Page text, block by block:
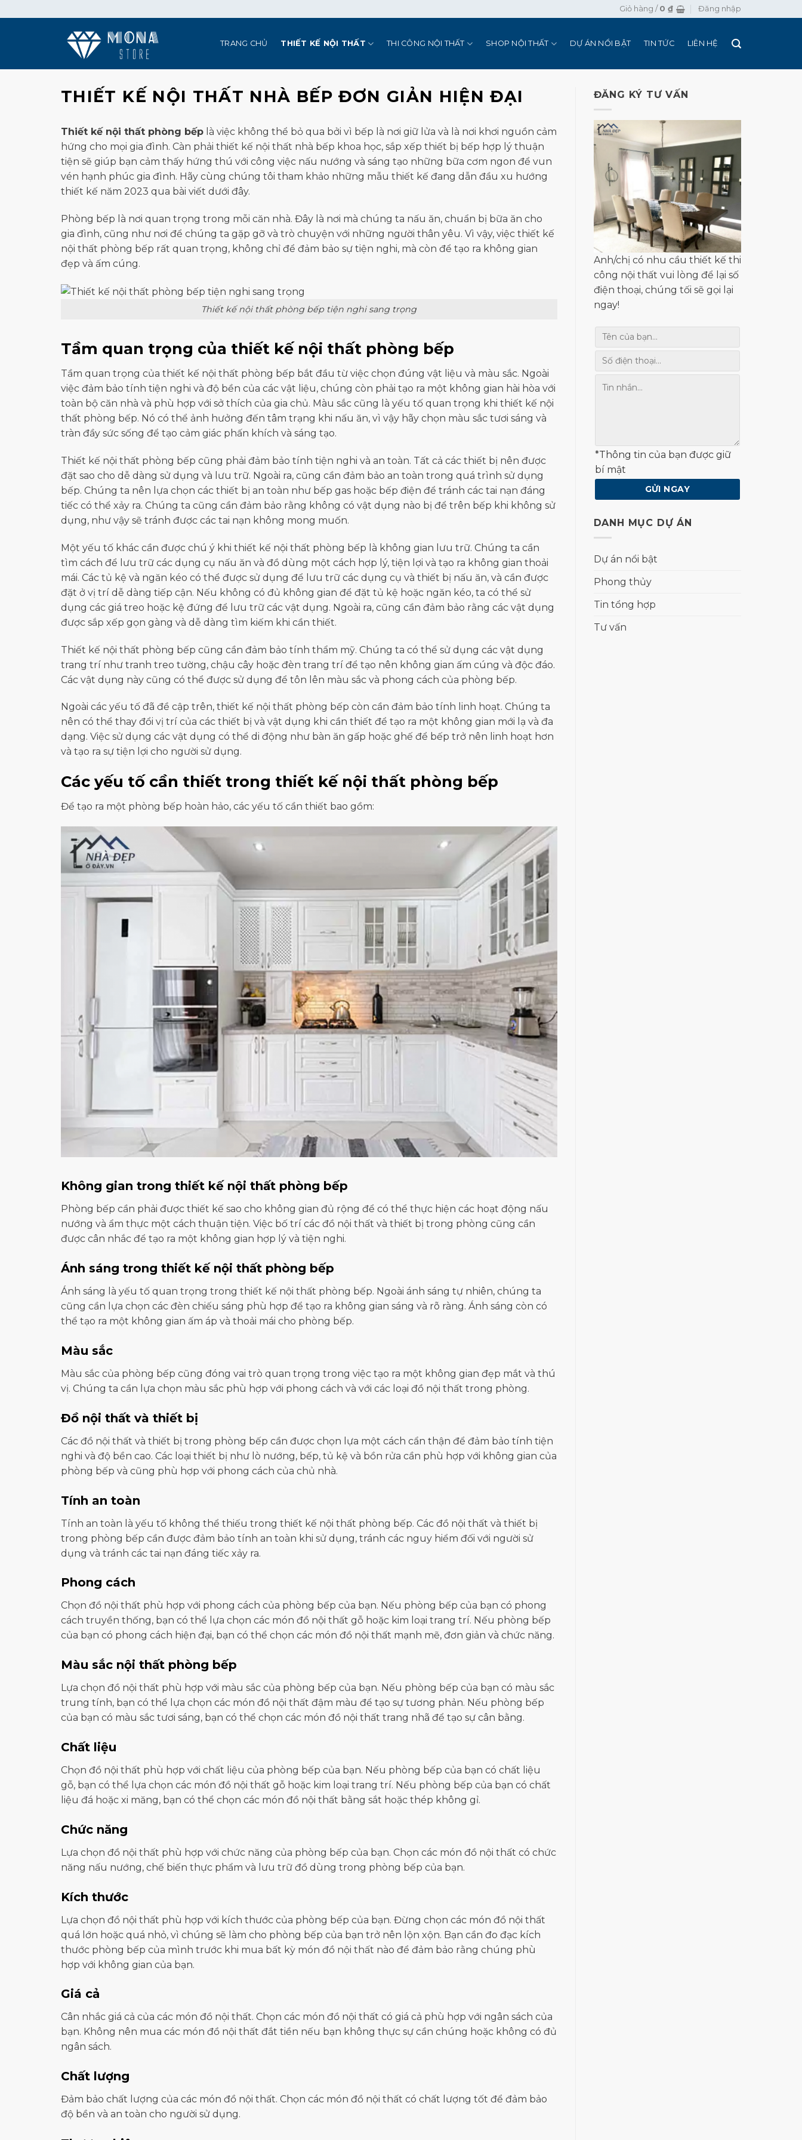
to
Giỏ hàng / 0 ₫ Đăng nhập
TRANG CHỦ THIẾT KẾ NỘI THẤT THI CÔNG NỘI THẤT SHOP NỘI THẤT DỰ ÁN NỔI BẬT TIN TỨC LIÊN HỆ
THIẾT KẾ NỘI THẤT NHÀ BẾP ĐƠN GIẢN HIỆN ĐẠI
Thiết kế nội thất phòng bếp là việc không thể bỏ qua bởi vì bếp là nơi giữ lửa và là nơi khơi nguồn cảm
hứng cho mọi gia đình. Càn phải thiết kế nội thất nhà bếp khoa học, sắp xếp thiết bị bếp hợp lý thuận
tiện sẽ giúp bạn cảm thấy hứng thú với công việc nấu nướng và sáng tạo những bữa cơm ngon để vun
vén hạnh phúc gia đình. Hãy cùng chúng tôi tham khảo những mẫu thiết kế đang dẫn đầu xu hướng
thiết kế năm 2023 qua bài viết dưới đây.
Phòng bếp là nơi quan trọng trong mỗi căn nhà. Đây là nơi mà chúng ta nấu ăn, chuẩn bị bữa ăn cho
gia đình, cũng như nơi để chúng ta gặp gỡ và trò chuyện với những người thân yêu. Vì vậy, việc thiết kế
nội thất phòng bếp rất quan trọng, không chỉ để đảm bảo sự tiện nghi, mà còn để tạo ra không gian
đẹp và ấm cúng.
Thiết kế nội thất phòng bếp tiện nghi sang trọng
Tầm quan trọng của thiết kế nội thất phòng bếp
Tầm quan trọng của thiết kế nội thất phòng bếp bắt đầu từ việc chọn đúng vật liệu và màu sắc. Ngoài
việc đảm bảo tính tiện nghi và độ bền của các vật liệu, chúng còn phải tạo ra một không gian hài hòa với
toàn bộ căn nhà và phù hợp với sở thích của gia chủ. Màu sắc cũng là yếu tố quan trọng khi thiết kế nội
thất phòng bếp. Nó có thể ảnh hưởng đến tâm trạng khi nấu ăn, vì vậy hãy chọn màu sắc tươi sáng và
tràn đầy sức sống để tạo cảm giác phấn khích và sáng tạo.
Thiết kế nội thất phòng bếp cũng phải đảm bảo tính tiện nghi và an toàn. Tất cả các thiết bị nên được
đặt sao cho dễ dàng sử dụng và lưu trữ. Ngoài ra, cũng cần đảm bảo an toàn trong quá trình sử dụng
bếp. Chúng ta nên lựa chọn các thiết bị an toàn như bếp gas hoặc bếp điện để tránh các tai nạn đáng
tiếc có thể xảy ra. Chúng ta cũng cần đảm bảo rằng không có vật dụng nào bị để trên bếp khi không sử
dụng, như vậy sẽ tránh được các tai nạn không mong muốn.
Một yếu tố khác cần được chú ý khi thiết kế nội thất phòng bếp là không gian lưu trữ. Chúng ta cần
tìm cách để lưu trữ các dụng cụ nấu ăn và đồ dùng một cách hợp lý, tiện lợi và tạo ra không gian thoải
mái. Các tủ kệ và ngăn kéo có thể được sử dụng để lưu trữ các dụng cụ và thiết bị nấu ăn, và cần được
đặt ở vị trí dễ dàng tiếp cận. Nếu không có đủ không gian để đặt tủ kệ hoặc ngăn kéo, ta có thể sử
dụng các giá treo hoặc kệ đứng để lưu trữ các vật dụng. Ngoài ra, cũng cần đảm bảo rằng các vật dụng
được sắp xếp gọn gàng và dễ dàng tìm kiếm khi cần thiết.
Thiết kế nội thất phòng bếp cũng cần đảm bảo tính thẩm mỹ. Chúng ta có thể sử dụng các vật dụng
trang trí như tranh treo tường, chậu cây hoặc đèn trang trí để tạo nên không gian ấm cúng và độc đáo.
Các vật dụng này cũng có thể được sử dụng để tôn lên màu sắc và phong cách của phòng bếp.
Ngoài các yếu tố đã đề cập trên, thiết kế nội thất phòng bếp còn cần đảm bảo tính linh hoạt. Chúng ta
nên có thể thay đổi vị trí của các thiết bị và vật dụng khi cần thiết để tạo ra một không gian mới lạ và đa
dạng. Việc sử dụng các vật dụng có thể di động như bàn ăn gấp hoặc ghế để bếp trở nên linh hoạt hơn
và tạo ra sự tiện lợi cho người sử dụng.
Các yếu tố cần thiết trong thiết kế nội thất phòng bếp
Để tạo ra một phòng bếp hoàn hảo, các yếu tố cần thiết bao gồm:
Không gian trong thiết kế nội thất phòng bếp
Phòng bếp cần phải được thiết kế sao cho không gian đủ rộng để có thể thực hiện các hoạt động nấu
nướng và ẩm thực một cách thuận tiện. Việc bố trí các đồ nội thất và thiết bị trong phòng cũng cần
được cân nhắc để tạo ra một không gian hợp lý và tiện nghi.
Ánh sáng trong thiết kế nội thất phòng bếp
Ánh sáng là yếu tố quan trọng trong thiết kế nội thất phòng bếp. Ngoài ánh sáng tự nhiên, chúng ta
cũng cần lựa chọn các đèn chiếu sáng phù hợp để tạo ra không gian sáng và rõ ràng. Ánh sáng còn có
thể tạo ra một không gian ấm áp và thoải mái cho phòng bếp.
Màu sắc
Màu sắc của phòng bếp cũng đóng vai trò quan trọng trong việc tạo ra một không gian đẹp mắt và thú
vị. Chúng ta cần lựa chọn màu sắc phù hợp với phong cách và với các loại đồ nội thất trong phòng.
Đồ nội thất và thiết bị
Các đồ nội thất và thiết bị trong phòng bếp cần được chọn lựa một cách cẩn thận để đảm bảo tính tiện
nghi và độ bền cao. Các loại thiết bị như lò nướng, bếp, tủ kệ và bồn rửa cần phù hợp với không gian của
phòng bếp và cũng phù hợp với phong cách của chủ nhà.
Tính an toàn
Tính an toàn là yếu tố không thể thiếu trong thiết kế nội thất phòng bếp. Các đồ nội thất và thiết bị
trong phòng bếp cần được đảm bảo tính an toàn khi sử dụng, tránh các nguy hiểm đối với người sử
dụng và tránh các tai nạn đáng tiếc xảy ra.
Phong cách
Chọn đồ nội thất phù hợp với phong cách của phòng bếp của bạn. Nếu phòng bếp của bạn có phong
cách truyền thống, bạn có thể lựa chọn các món đồ nội thất gỗ hoặc kim loại trang trí. Nếu phòng bếp
của bạn có phong cách hiện đại, bạn có thể chọn các món đồ nội thất mạnh mẽ, đơn giản và chức năng.
Màu sắc nội thất phòng bếp
Lựa chọn đồ nội thất phù hợp với màu sắc của phòng bếp của bạn. Nếu phòng bếp của bạn có màu sắc
trung tính, bạn có thể lựa chọn các món đồ nội thất đậm màu để tạo sự tương phản. Nếu phòng bếp
của bạn có màu sắc tươi sáng, bạn có thể chọn các món đồ nội thất trang nhã để tạo sự cân bằng.
Chất liệu
Chọn đồ nội thất phù hợp với chất liệu của phòng bếp của bạn. Nếu phòng bếp của bạn có chất liệu
gỗ, bạn có thể lựa chọn các món đồ nội thất gỗ hoặc kim loại trang trí. Nếu phòng bếp của bạn có chất
liệu đá hoặc xi măng, bạn có thể chọn các món đồ nội thất bằng sắt hoặc thép không gỉ.
Chức năng
Lựa chọn đồ nội thất phù hợp với chức năng của phòng bếp của bạn. Chọn các món đồ nội thất có chức
năng nấu nướng, chế biến thực phẩm và lưu trữ đồ dùng trong phòng bếp của bạn.
Kích thước
Lựa chọn đồ nội thất phù hợp với kích thước của phòng bếp của bạn. Đừng chọn các món đồ nội thất
quá lớn hoặc quá nhỏ, vì chúng sẽ làm cho phòng bếp của bạn trở nên lộn xộn. Bạn cần đo đạc kích
thước phòng bếp của mình trước khi mua bất kỳ món đồ nội thất nào để đảm bảo rằng chúng phù
hợp với không gian của bạn.
Giá cả
Cân nhắc giá cả của các món đồ nội thất. Chọn các món đồ nội thất có giá cả phù hợp với ngân sách của
bạn. Không nên mua các món đồ nội thất đắt tiền nếu bạn không thực sự cần chúng hoặc không có đủ
ngân sách.
Chất lượng
Đảm bảo chất lượng của các món đồ nội thất. Chọn các món đồ nội thất có chất lượng tốt để đảm bảo
độ bền và an toàn cho người sử dụng.
ĐĂNG KÝ TƯ VẤN
Anh/chị có nhu cầu thiết kế thi
công nội thất vui lòng để lại số
điện thoại, chúng tối sẽ gọi lại
ngay!
*Thông tin của bạn được giữ
bí mật
DANH MỤC DỰ ÁN
Dự án nổi bật
Phong thủy
Tin tổng hợp
Tư vấn